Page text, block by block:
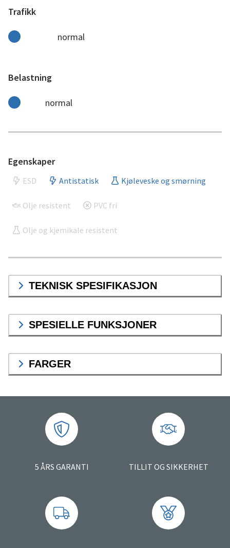
Trafikk
normal
Belastning
normal
Egenskaper
ESD Antistatisk Kjøleveske og smørning
Olje resistent PVC fri
Olje og kjemikale resistent
TEKNISK SPESIFIKASJON
SPESIELLE FUNKSJONER
FARGER
5 ÅRS GARANTI TILLIT OG SIKKERHET